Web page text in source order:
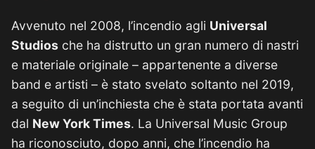
Avvenuto nel 2008, l’incendio agli Universal
Studios che ha distrutto un gran numero di nastri
e materiale originale – appartenente a diverse
band e artisti – è stato svelato soltanto nel 2019,
a seguito di un’inchiesta che è stata portata avanti
dal New York Times. La Universal Music Group
ha riconosciuto, dopo anni, che l’incendio ha